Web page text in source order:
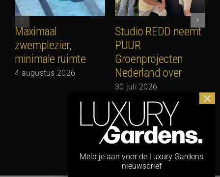
Maximaal
zwemplezier,
minimale ruimte
4 augustus 2026
Studio REDD neemt
PUUR
Groenprojecten
Nederland over
30 juli 2026
Meld je aan voor de Luxury Gardens
nieuwsbrief